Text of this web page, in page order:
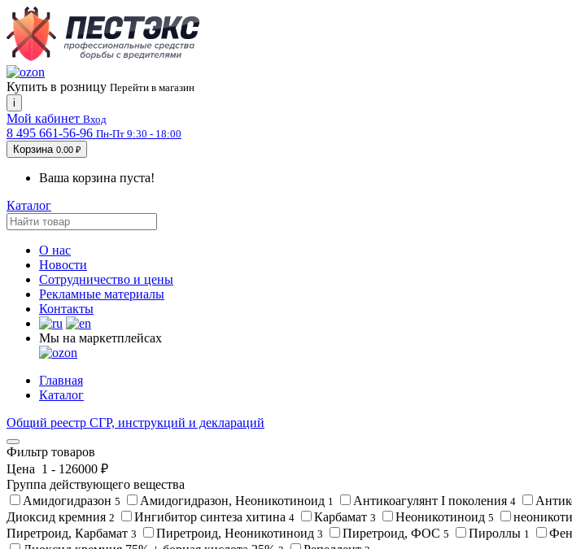
Купить в розницу Перейти в магазин
i
Мой кабинет Вход
8 495 661-56-96 Пн-Пт 9:30 - 18:00
Корзина 0.00 ₽
Ваша корзина пуста!
Каталог
О нас
Новости
Сотрудничество и цены
Рекламные материалы
Контакты
Мы на маркетплейсах
Главная
Каталог
Общий реестр СГР, инструкций и деклараций
Фильтр товаров
Цена 1 - 126000 ₽
Группа действующего вещества
Амидогидразон 5 Амидогидразон, Неоникотиноид 1 Антикоагулянт I поколения 4
Диоксид кремния 2 Ингибитор синтеза хитина 4 Карбамат 3 Неоникотиноид 5
Пиретроид, Карбамат 3 Пиретроид, Неоникотиноид 3 Пиретроид, ФОС 5 Пироллы 1